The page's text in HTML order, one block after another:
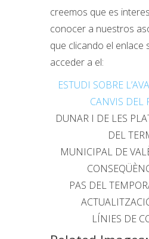
creemos que es
conocer a nuestros
que clicando el enlace
acceder a el:
ESTUDI SOBRE
CANVIS DEL
DUNAR I DE LES
DEL
MUNICIPAL DE
PAS DEL
LÍNIES DE